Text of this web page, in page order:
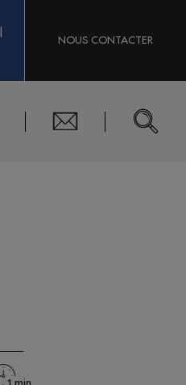
NOUS CONTACTER